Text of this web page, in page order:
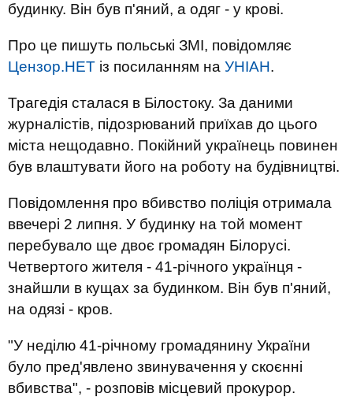
будинку. Він був п'яний, а одяг - у крові.
Про це пишуть польські ЗМІ, повідомляє
Цензор.НЕТ із посиланням на УНІАН.
Трагедія сталася в Білостоку. За даними
журналістів, підозрюваний приїхав до цього
міста нещодавно. Покійний українець повинен
був влаштувати його на роботу на будівництві.
Повідомлення про вбивство поліція отримала
ввечері 2 липня. У будинку на той момент
перебувало ще двоє громадян Білорусі.
Четвертого жителя - 41-річного українця -
знайшли в кущах за будинком. Він був п'яний,
на одязі - кров.
"У неділю 41-річному громадянину України
було пред'явлено звинувачення у скоєнні
вбивства", - розповів місцевий прокурор.